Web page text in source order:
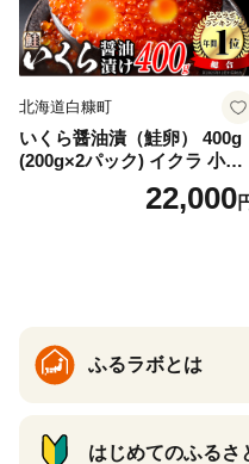
北海道白糠町
いくら醤油漬（鮭卵） 400g
(200g×2パック) イクラ 小分
け いくら醤油漬 鮭いくら い
くら醤油漬け 鮭 鮭卵 ikura
22,000
ふるラボとは
はじめてのふるさ